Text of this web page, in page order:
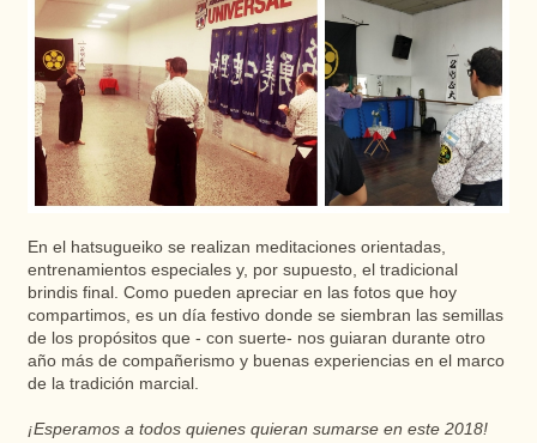
En el hatsugueiko se realizan meditaciones orientadas,
entrenamientos especiales y, por supuesto, el tradicional
brindis final. Como pueden apreciar en las fotos que hoy
compartimos, es un día festivo donde se siembran las semillas
de los propósitos que - con suerte- nos guiaran durante otro
año más de compañerismo y buenas experiencias en el marco
de la tradición marcial.
¡Esperamos a todos quienes quieran sumarse en este 2018!